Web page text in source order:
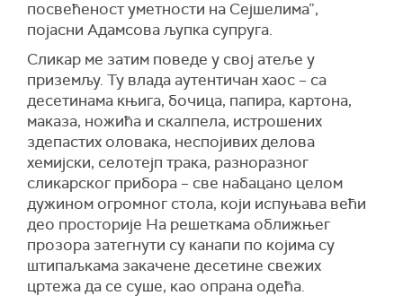
посвећеност уметности на Сејшелима”,
појасни Адамсова љупка супруга.
Сликар ме затим поведе у свој атеље у
приземљу. Ту влада аутентичан хаос – са
десетинама књига, бочица, папира, картона,
маказа, ножића и скалпела, истрошених
здепастих оловака, неспојивих делова
хемијски, селотејп трака, разноразног
сликарског прибора – све набацано целом
дужином огромног стола, који испуњава већи
део просторије На решеткама оближњег
прозора затегнути су канапи по којима су
штипаљкама закачене десетине свежих
цртежа да се суше, као опрана одећа.